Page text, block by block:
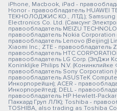
iPhone, Macbook, iPad -
Honor - правообладатель HUAWEI
ТЕКНОЛОДЖИС КО., ЛТД.); Samsung
Electronics Co. Ltd. (Самсунг
правообладатель MEIZU
правообладатель Nokia
правообладатель Lenovo (Beijing)
Xiaomi Inc.; ZTE - правообладатель
правообладатель HTC
правообладатель LG Corp. (ЭлДжи
Koninklijke Philips N.V.
правообладатель Sony Corporation
правообладатель ASUSTeK
Инкорпорейшн); ACER -
Инкорпорейтед); DELL -
правообладатель HP Hewlett-
Паккард Груп ЛЛК); Toshiba -
TOSHIBA, also trading as Toshiba